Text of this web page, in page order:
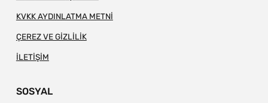
KVKK AYDINLATMA METNİ
ÇEREZ VE GİZLİLİK
İLETİŞİM
SOSYAL